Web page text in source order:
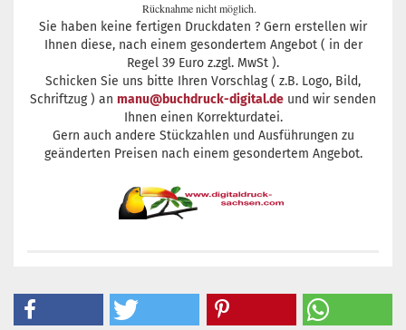
Rücknahme nicht möglich.
Sie haben keine fertigen Druckdaten ? Gern erstellen wir
Ihnen diese, nach einem gesondertem Angebot ( in der
Regel 39 Euro z.zgl. MwSt ).
Schicken Sie uns bitte Ihren Vorschlag ( z.B. Logo, Bild,
Schriftzug ) an manu@buchdruck-digital.de und wir senden
Ihnen einen Korrekturdatei.
Gern auch andere Stückzahlen und Ausführungen zu
geänderten Preisen nach einem gesondertem Angebot.